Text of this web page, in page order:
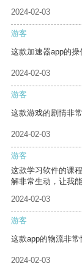
2024-02-03
游客
这款加速器app的操
2024-02-03
游客
这款游戏的剧情非
2024-02-03
游客
这款学习软件的课
解非常生动，让我
2024-02-03
游客
这款app的物流非常
2024-02-03